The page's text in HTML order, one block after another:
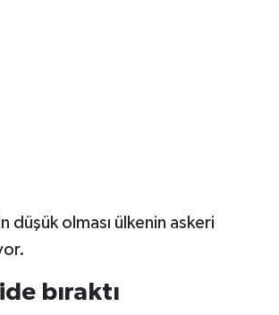
düşük olması ülkenin askeri
bıraktı